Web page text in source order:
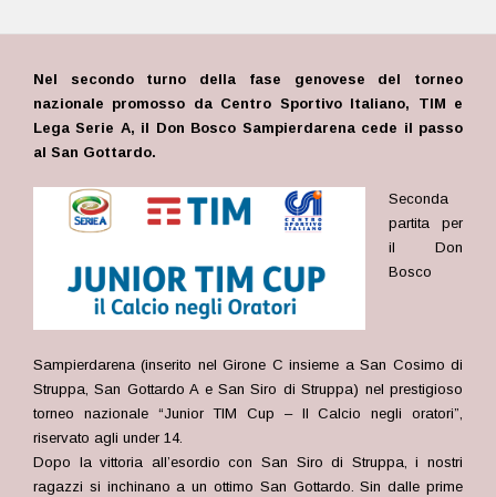
Nel secondo turno della fase genovese del torneo
nazionale promosso da Centro Sportivo Italiano, TIM e
Lega Serie A, il Don Bosco Sampierdarena cede il passo
al San Gottardo.
Seconda
partita per
il Don
Bosco
Sampierdarena (inserito nel Girone C insieme a San Cosimo di
Struppa, San Gottardo A e San Siro di Struppa) nel prestigioso
torneo nazionale “Junior TIM Cup – Il Calcio negli oratori”,
riservato agli under 14.
Dopo la vittoria all’esordio con San Siro di Struppa, i nostri
ragazzi si inchinano a un ottimo San Gottardo. Sin dalle prime